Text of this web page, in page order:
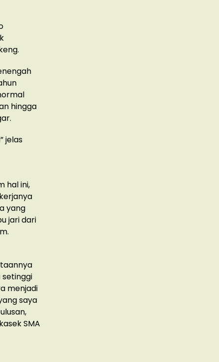
hingga
jelas
hal ini,
yang
jari dari
menjadi
saya
SMA